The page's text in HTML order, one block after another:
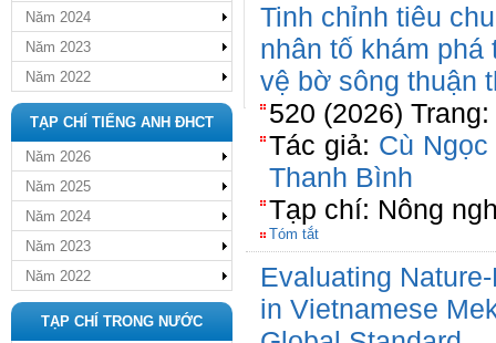
Năm 2024
Năm 2023
Năm 2022
TẠP CHÍ TIẾNG ANH ĐHCT
Năm 2026
Năm 2025
Năm 2024
Năm 2023
Năm 2022
TẠP CHÍ TRONG NƯỚC
Tinh chỉnh tiêu
nhân tố khám phá
vệ bờ sông thuận
520 (2026)
Tác giả: Cù Ngọc
Thanh Bình
Tạp chí: Nông
Tóm tắt
Evaluating
in Vietnamese